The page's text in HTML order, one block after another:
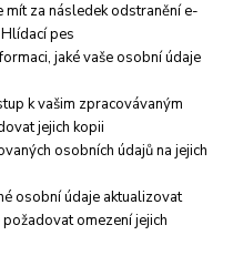
mít za následekodstranění e-
pes
jaké vaše osobní údaje
k vašim zpracovávaným
jejich kopii
osobních údajů na jejich
osobní údaje aktualizovat
omezení jejich